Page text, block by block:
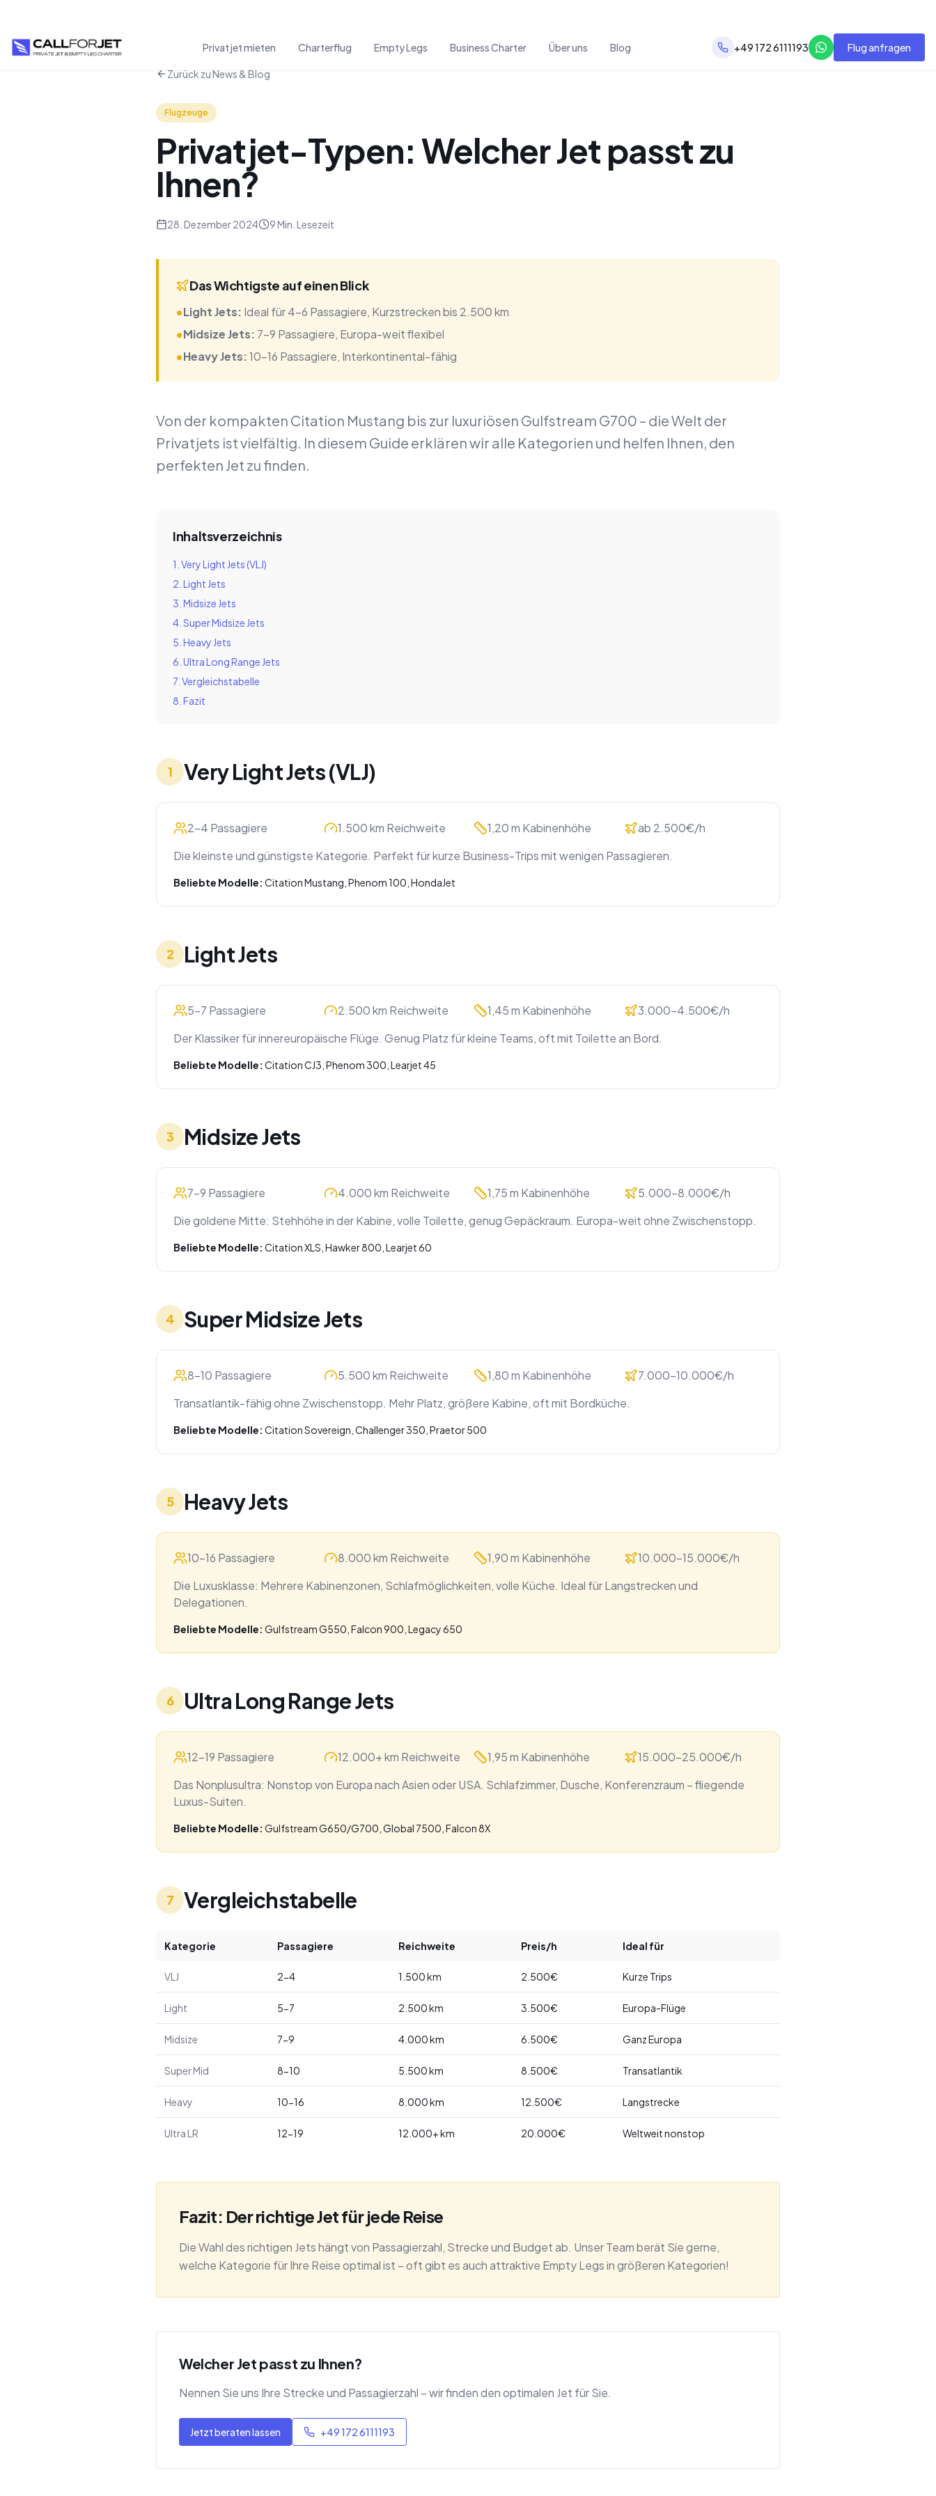
Privatjet mieten Charterflug Empty Legs Business Charter Über uns Blog +49 172 6111193 Flug anfragen
Zurück zu News & Blog
Flugzeuge
Privatjet-Typen: Welcher Jet passt zu
Ihnen?
28. Dezember 2024 9 Min. Lesezeit
Das Wichtigste auf einen Blick
•Light Jets: Ideal für 4-6 Passagiere, Kurzstrecken bis 2.500 km
•Midsize Jets: 7-9 Passagiere, Europa-weit flexibel
•Heavy Jets:10-16 Passagiere, Interkontinental-fähig
Von der kompakten Citation Mustang bis zur luxuriösen Gulfstream G700 – die Welt der
Privatjets ist vielfältig. In diesem Guide erklären wir alle Kategorien und helfen Ihnen, den
perfekten Jet zu finden.
Inhaltsverzeichnis
1. Very Light Jets (VLJ)
2. Light Jets
3. Midsize Jets
4. Super Midsize Jets
5. Heavy Jets
6. Ultra Long Range Jets
7. Vergleichstabelle
8. Fazit
1 Very Light Jets (VLJ)
2-4 Passagiere 1.500 km Reichweite 1,20 m Kabinenhöhe
ab 2.500€/h
Die kleinste und günstigste Kategorie. Perfekt für kurze Business-Trips mit wenigen Passagieren.
Beliebte Modelle: Citation Mustang, Phenom 100, HondaJet
2 Light Jets
5-7 Passagiere 2.500 km Reichweite 1,45 m Kabinenhöhe
3.000-4.500€/h
Der Klassiker für innereuropäische Flüge. Genug Platz für kleine Teams, oft mit Toilette an Bord.
Beliebte Modelle: Citation CJ3, Phenom 300, Learjet 45
3 Midsize Jets
7-9 Passagiere 4.000 km Reichweite 1,75 m Kabinenhöhe
5.000-8.000€/h
Die goldene Mitte: Stehhöhe in der Kabine, volle Toilette, genug Gepäckraum. Europa-weit ohne Zwischenstopp.
Beliebte Modelle: Citation XLS, Hawker 800, Learjet 60
4 Super Midsize Jets
8-10 Passagiere 5.500 km Reichweite 1,80 m Kabinenhöhe
7.000-10.000€/h
Transatlantik-fähig ohne Zwischenstopp. Mehr Platz, größere Kabine, oft mit Bordküche.
Beliebte Modelle: Citation Sovereign, Challenger 350, Praetor 500
5 Heavy Jets
10-16 Passagiere 8.000 km Reichweite 1,90 m Kabinenhöhe
10.000-15.000€/h
Die Luxusklasse: Mehrere Kabinenzonen, Schlafmöglichkeiten, volle Küche. Ideal für Langstrecken und
Delegationen.
Beliebte Modelle: Gulfstream G550, Falcon 900, Legacy 650
6 Ultra Long Range Jets
12-19 Passagiere 12.000+ km Reichweite 1,95 m Kabinenhöhe
15.000-25.000€/h
Das Nonplusultra: Nonstop von Europa nach Asien oder USA. Schlafzimmer, Dusche, Konferenzraum – fliegende
Luxus-Suiten.
Beliebte Modelle: Gulfstream G650/G700, Global 7500, Falcon 8X
7 Vergleichstabelle
Kategorie Passagiere Reichweite Preis/h Ideal für
VLJ 2-4 1.500 km 2.500€ Kurze Trips
Light 5-7 2.500 km 3.500€ Europa-Flüge
Midsize 7-9 4.000 km 6.500€ Ganz Europa
Super Mid 8-10 5.500 km 8.500€ Transatlantik
Heavy 10-16 8.000 km 12.500€ Langstrecke
Ultra LR 12-19 12.000+ km 20.000€ Weltweit nonstop
Fazit: Der richtige Jet für jede Reise
Die Wahl des richtigen Jets hängt von Passagierzahl, Strecke und Budget ab. Unser Team berät Sie gerne,
welche Kategorie für Ihre Reise optimal ist – oft gibt es auch attraktive Empty Legs in größeren Kategorien!
Welcher Jet passt zu Ihnen?
Nennen Sie uns Ihre Strecke und Passagierzahl – wir finden den optimalen Jet für Sie.
Jetzt beraten lassen +49 172 6111193